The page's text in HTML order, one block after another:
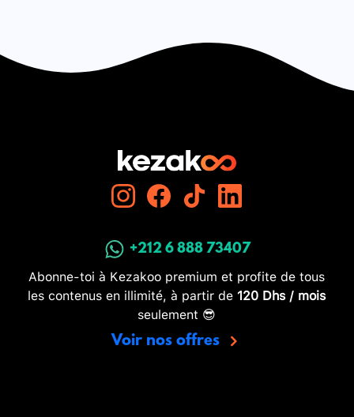
+212 6 888 73407
Abonne-toi à Kezakoo premium et profite de tous
les contenus en illimité, à partir de 120 Dhs / mois
seulement 😎
Voir nos offres